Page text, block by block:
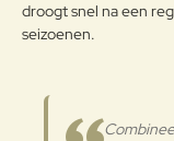
droogt snel na een
seizoenen.